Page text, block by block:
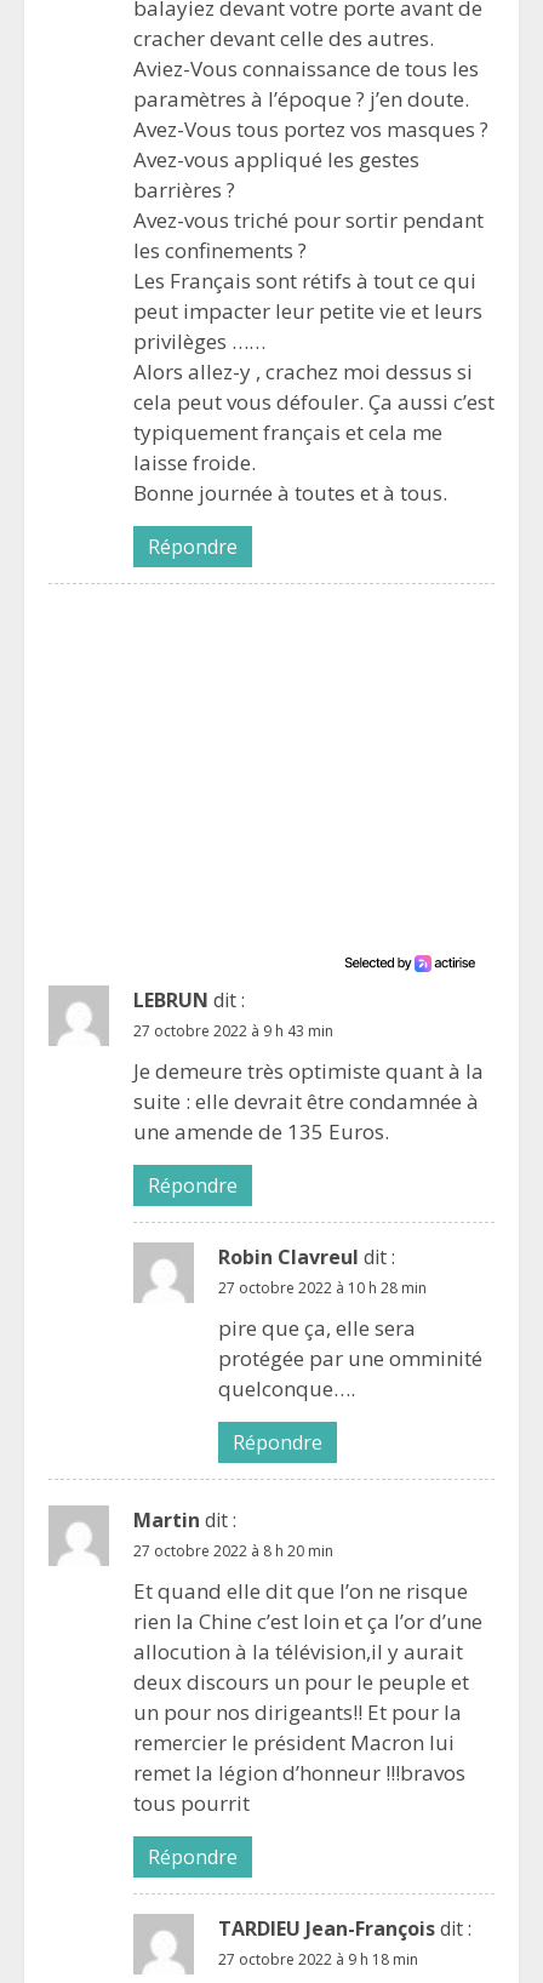
balayiez devant votre porte avant de
cracher devant celle des autres.
Aviez-Vous connaissance de tous les
paramètres à l’époque ? j’en doute.
Avez-Vous tous portez vos masques ?
Avez-vous appliqué les gestes
barrières ?
Avez-vous triché pour sortir pendant
les confinements ?
Les Français sont rétifs à tout ce qui
peut impacter leur petite vie et leurs
privilèges ……
Alors allez-y , crachez moi dessus si
cela peut vous défouler. Ça aussi c’est
typiquement français et cela me
laisse froide.
Bonne journée à toutes et à tous.
Répondre
LEBRUN dit :
27 octobre 2022 à 9 h 43 min
Je demeure très optimiste quant à la
suite : elle devrait être condamnée à
une amende de 135 Euros.
Répondre
Robin Clavreul dit :
27 octobre 2022 à 10 h 28 min
pire que ça, elle sera
protégée par une omminité
quelconque….
Répondre
Martin dit :
27 octobre 2022 à 8 h 20 min
Et quand elle dit que l’on ne risque
rien la Chine c’est loin et ça l’or d’une
allocution à la télévision,il y aurait
deux discours un pour le peuple et
un pour nos dirigeants!! Et pour la
remercier le président Macron lui
remet la légion d’honneur !!!bravos
tous pourrit
Répondre
TARDIEU Jean-Françoisdit :
27 octobre 2022 à 9 h 18 min